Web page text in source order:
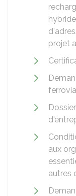
projet
aux
autres